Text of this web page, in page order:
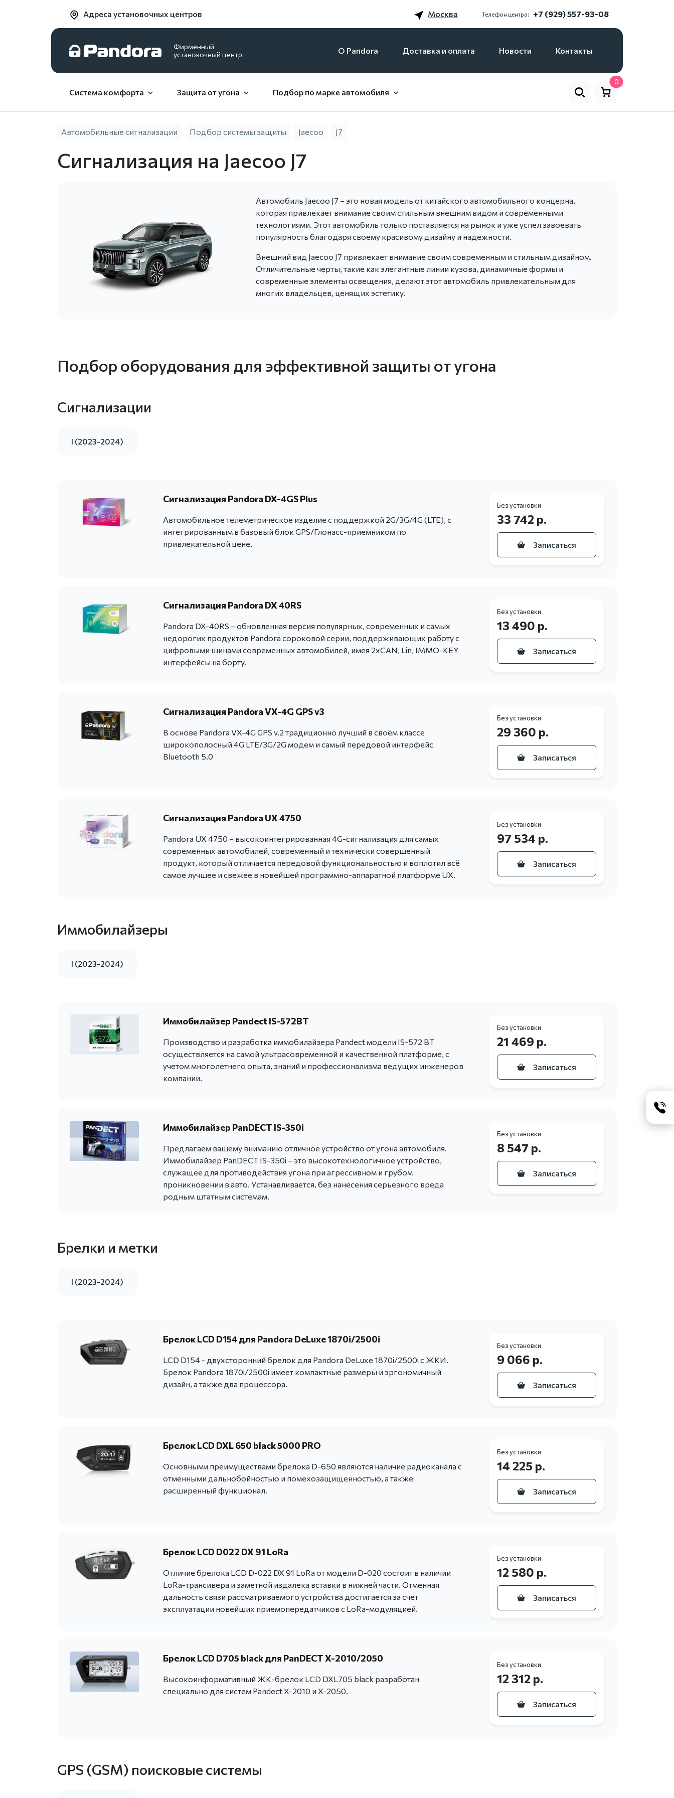
Адреса установочных центров Москва Телефон центра: +7 (929) 557-93-08
Фирменный
установочный центр
O Pandora Доставка и оплата Новости Контакты
Система комфорта Защита от угона Подбор по марке автомобиля
0
Автомобильные сигнализации Подбор системы защиты Jaecoo J7
Сигнализация на Jaecoo J7
Автомобиль Jaecoo J7 – это новая модель от китайского автомобильного концерна,
которая привлекает внимание своим стильным внешним видом и современными
технологиями. Этот автомобиль только поставляется на рынок и уже успел завоевать
популярность благодаря своему красивому дизайну и надежности.
Внешний вид Jaecoo J7 привлекает внимание своим современным и стильным дизайном.
Отличительные черты, такие как элегантные линии кузова, динамичные формы и
современные элементы освещения, делают этот автомобиль привлекательным для
многих владельцев, ценящих эстетику.
Подбор оборудования для эффективной защиты от угона
Сигнализации
I (2023-2024)
Сигнализация Pandora DX-4GS Plus
Автомобильное телеметрическое изделие с поддержкой 2G/3G/4G (LTE), с
интегрированным в базовый блок GPS/Глонасс-приемником по
привлекательной цене.
Без установки
33 742 р.
Записаться
Сигнализация Pandora DX 40RS
Pandora DX-40RS – обновленная версия популярных, современных и самых
недорогих продуктов Pandora сороковой серии, поддерживающих работу с
цифровыми шинами современных автомобилей, имея 2хCAN, Lin, IMMO-KEY
интерфейсы на борту.
Без установки
13 490 р.
Записаться
Сигнализация Pandora VX-4G GPS v3
В основе Pandora VX-4G GPS v.2 традиционно лучший в своём классе
широкополосный 4G LTE/3G/2G модем и самый передовой интерфейс
Bluetooth 5.0
Без установки
29 360 р.
Записаться
Сигнализация Pandora UX 4750
Pandora UX 4750 – высокоинтегрированная 4G-сигнализация для самых
современных автомобилей, современный и технически совершенный
продукт, который отличается передовой функциональностью и воплотил всё
самое лучшее и свежее в новейшей программно-аппаратной платформе UX.
Без установки
97 534 р.
Записаться
Иммобилайзеры
I (2023-2024)
Иммобилайзер Pandect IS-572BT
Производство и разработка иммобилайзера Pandect модели IS-572 BT
осуществляется на самой ультрасовременной и качественной платформе, с
учетом многолетнего опыта, знаний и профессионализма ведущих инженеров
компании.
Без установки
21 469 р.
Записаться
Иммобилайзер PanDECT IS-350i
Предлагаем вашему вниманию отличное устройство от угона автомобиля.
Иммобилайзер PanDECT IS-350i – это высокотехнологичное устройство,
служащее для противодействия угона при агрессивном и грубом
проникновении в авто. Устанавливается, без нанесения серьезного вреда
родным штатным системам.
Без установки
8 547 р.
Записаться
Брелки и метки
I (2023-2024)
Брелок LCD D154 для Pandora DeLuxe 1870i/2500i
LCD D154 - двухсторонний брелок для Pandora DeLuxe 1870i/2500i с ЖКИ.
Брелок Pandora 1870i/2500i имеет компактные размеры и эргономичный
дизайн, а также два процессора.
Без установки
9 066 р.
Записаться
Брелок LCD DXL 650 black 5000 PRO
Основными преимуществами брелока D-650 являются наличие радиоканала с
отменными дальнобойностью и помехозащищенностью, а также
расширенный функционал.
Без установки
14 225 р.
Записаться
Брелок LCD D022 DX 91 LoRa
Отличие брелока LCD D-022 DX 91 LoRa от модели D-020 состоит в наличии
LoRa-трансивера и заметной издалека вставки в нижней части. Отменная
дальность связи рассматриваемого устройства достигается за счет
эксплуатации новейших приемопередатчиков с LoRa-модуляцией.
Без установки
12 580 р.
Записаться
Брелок LCD D705 black для PanDECT X-2010/2050
Высокоинформативный ЖК-брелок LCD DXL705 black разработан
специально для систем Pandect X-2010 и X-2050.
Без установки
12 312 р.
Записаться
GPS (GSM) поисковые системы